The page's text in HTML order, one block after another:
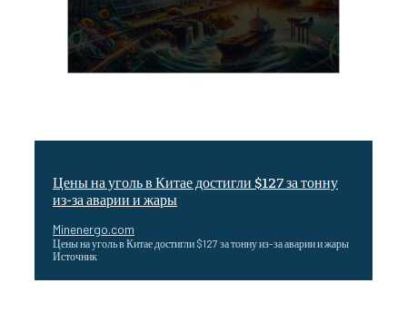
Цены на уголь в Китае достигли $127 за тонну
из-за аварии и жары
Minenergo.com
Цены на уголь в Китае достигли $127 за тонну из-за аварии и жары
Источник